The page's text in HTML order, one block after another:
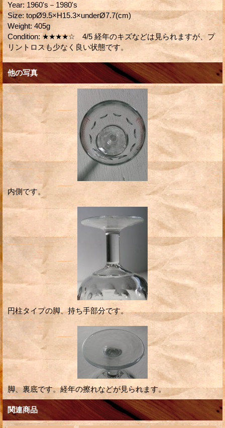
Year: 1960's－1980's
Size: topØ9.5×H15.3×underØ7.7(cm)
Weight: 405g
Condition: ★★★★☆ 4/5 経年のキズなどは見られますが、プ
リントロスも少なく良い状態です。
他の写真
内側です。
円柱タイプの脚、持ち手部分です。
脚、裏底です。経年の擦れなどが見られます。
関連商品